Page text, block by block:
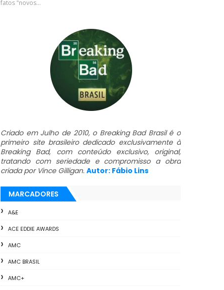
fatos "novos...
Criado em Julho de 2010, o Breaking Bad Brasil é o
primeiro site brasileiro dedicado exclusivamente à
Breaking Bad, com conteúdo exclusivo, original,
tratando com seriedade e compromisso a obra
criada por Vince Gilligan. Autor: Fábio Lins
MARCADORES
A&E
ACE EDDIE AWARDS
AMC
AMC BRASIL
AMC+